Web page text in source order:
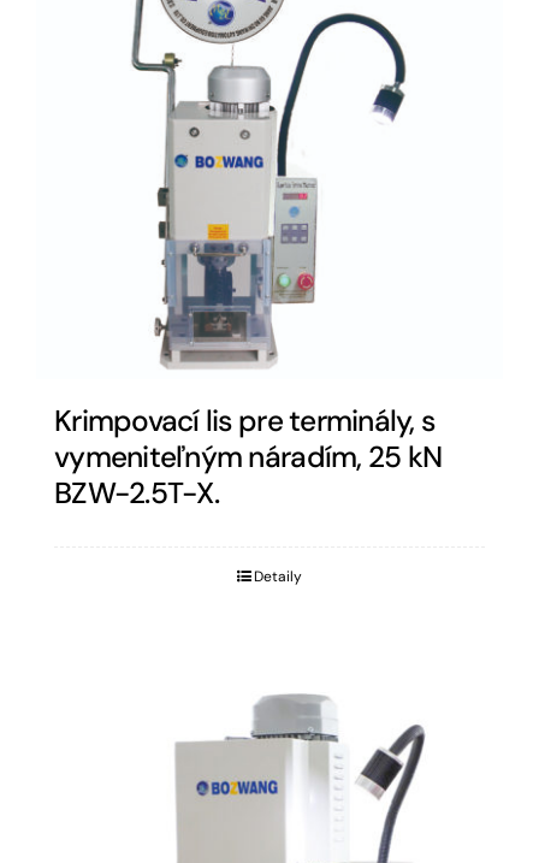
Krimpovací lis pre terminály, s
vymeniteľným náradím, 25 kN
BZW-2.5T-X.
Detaily